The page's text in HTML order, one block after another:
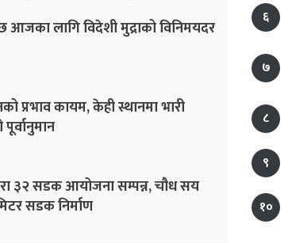
आजका लागि विदेशी मुद्राको विनिमयदर
प्रभाव कायम, केही स्थानमा भारी
पूर्वानुमान
३२ सडक आयोजना सम्पन्न, चौध सय
सडक निर्माण
६
७
८
९
१०